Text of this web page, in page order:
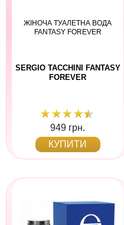
ЖІНОЧА ТУАЛЕТНА ВОДА
FANTASY FOREVER
SERGIO TACCHINI FANTASY
FOREVER
949 грн.
КУПИТИ